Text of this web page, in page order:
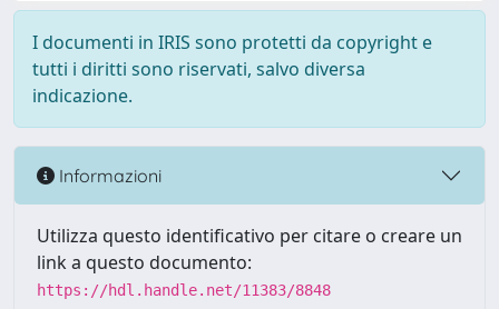
I documenti in IRIS sono protetti da copyright e
tutti i diritti sono riservati, salvo diversa
indicazione.
Informazioni
Utilizza questo identificativo per citare o creare un
link a questo documento:
https://hdl.handle.net/11383/8848